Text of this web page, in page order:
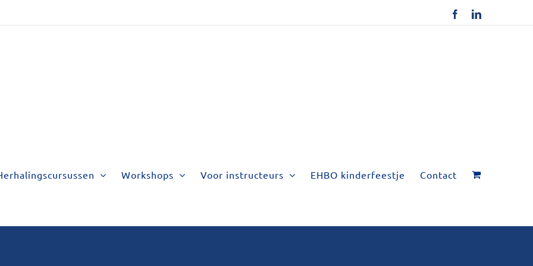
FacebookLinkedIn
Workshops Voor instructeurs EHBO kinderfeestje Contact